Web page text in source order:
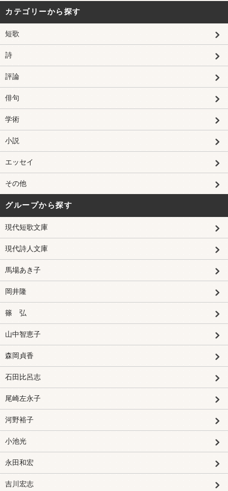
カテゴリーから探す
短歌
詩
評論
俳句
学術
小説
エッセイ
その他
グループから探す
現代短歌文庫
現代詩人文庫
馬場あき子
岡井隆
篠 弘
山中智恵子
森岡貞香
石田比呂志
尾崎左永子
河野裕子
小池光
永田和宏
吉川宏志